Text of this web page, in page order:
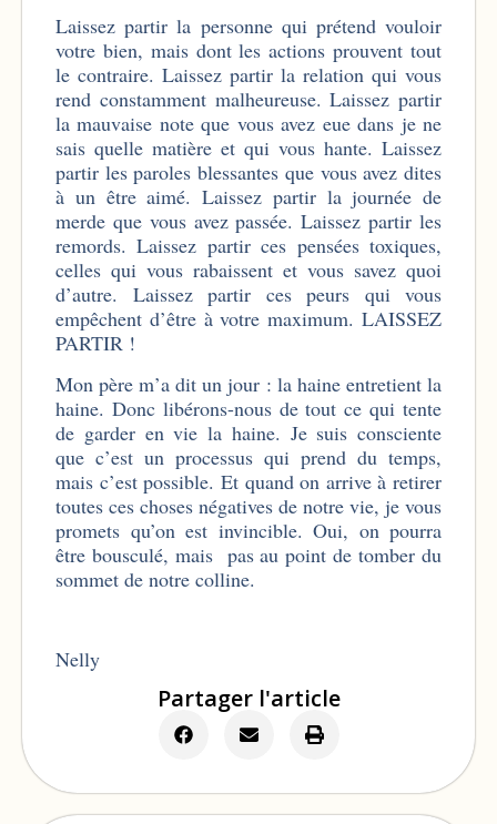
Laissez partir la personne qui prétend vouloir
votre bien, mais dont les actions prouvent tout
le contraire. Laissez partir la relation qui vous
rend constamment malheureuse. Laissez partir
la mauvaise note que vous avez eue dans je ne
sais quelle matière et qui vous hante. Laissez
partir les paroles blessantes que vous avez dites
à un être aimé. Laissez partir la journée de
merde que vous avez passée. Laissez partir les
remords. Laissez partir ces pensées toxiques,
celles qui vous rabaissent et vous savez quoi
d’autre. Laissez partir ces peurs qui vous
empêchent d’être à votre maximum. LAISSEZ
PARTIR !
Mon père m’a dit un jour : la haine entretient la
haine. Donc libérons-nous de tout ce qui tente
de garder en vie la haine. Je suis consciente
que c’est un processus qui prend du temps,
mais c’est possible. Et quand on arrive à retirer
toutes ces choses négatives de notre vie, je vous
promets qu’on est invincible. Oui, on pourra
être bousculé, mais pas au point de tomber du
sommet de notre colline.
Nelly
Partager l'article